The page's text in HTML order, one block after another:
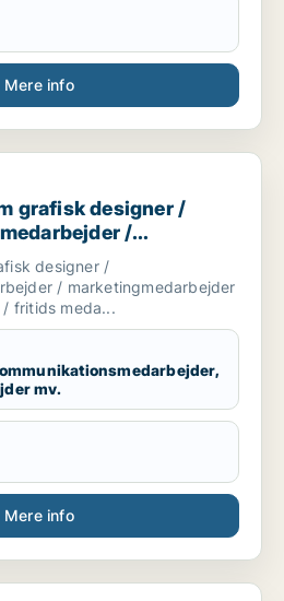
Mere info
designer /
grafisk designer /
/
/ kreativ
medarbejder
designer /
/ marketingmedarbejder
fritids meda...
mv.
Mere info